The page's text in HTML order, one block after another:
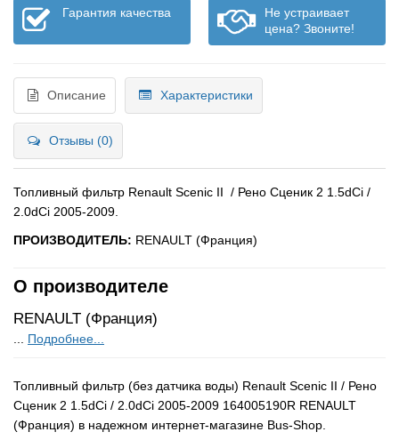
Гарантия качества
Не устраивает
цена? Звоните!
Описание Характеристики
Отзывы (0)
Топливный фильтр Renault Scenic II / Рено Сценик 2 1.5dCi /
2.0dCi 2005-2009.
ПРОИЗВОДИТЕЛЬ: RENAULT (Франция)
О производителе
RENAULT (Франция)
Подробнее...
Топливный фильтр (без датчика воды) Renault Scenic II / Рено
Сценик 2 1.5dCi / 2.0dCi 2005-2009 164005190R RENAULT
(Франция) в надежном интернет-магазине Bus-Shop.